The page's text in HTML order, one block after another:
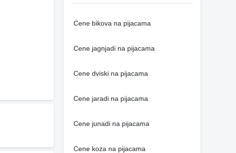
Cene bikova na pijacama
Cene jagnjadi na pijacama
Cene dviski na pijacama
Cene jaradi na pijacama
Cene junadi na pijacama
Cene koza na pijacama